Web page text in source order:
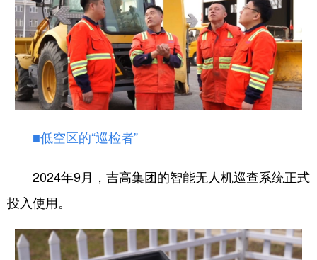
■低空区的“巡检者”
2024年9月，吉高集团的智能无人机巡查系统正式
投入使用。